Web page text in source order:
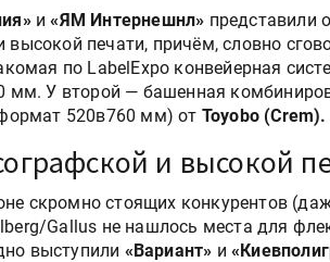
и«ЯМ Интернешнл» представили
печати, причём, словно
по LabelExpo конвейерная
мм. У второй — башенная
520в760 мм) от Toyobo (Crem).
и высокой
скромно стоящих конкурентов
Gallus не нашлось места для
выступили «Вариант» и